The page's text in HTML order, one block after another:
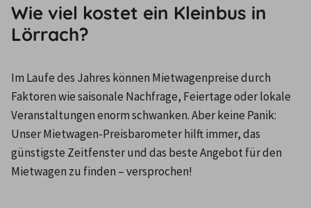
Wie viel kostet ein Kleinbus in
Lörrach?
Im Laufe des Jahres können Mietwagenpreise durch
Faktoren wie saisonale Nachfrage, Feiertage oder lokale
Veranstaltungen enorm schwanken. Aber keine Panik:
Unser Mietwagen-Preisbarometer hilft immer, das
günstigste Zeitfenster und das beste Angebot für den
Mietwagen zu finden – versprochen!